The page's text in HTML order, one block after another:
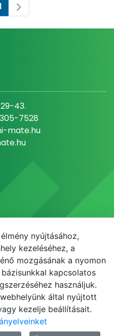
Oldal
43.
7528
mate.hu
NEPTUN E-learning
nyújtásához,
kezeléséhez, a
mozgásának a nyomon
kapcsolatos
használjuk.
által nyújtott
kezelje beállításait.